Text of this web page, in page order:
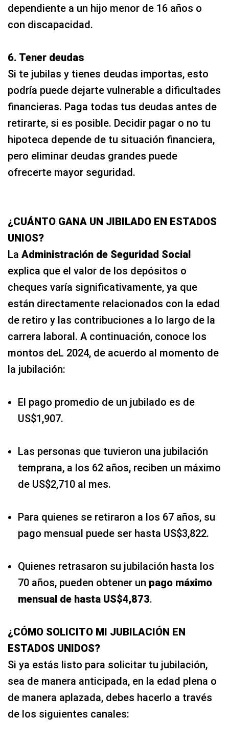
dependiente a un hijo menor de 16 años o
con discapacidad.
6. Tener deudas
Si te jubilas y tienes deudas importas, esto
podría puede dejarte vulnerable a dificultades
financieras. Paga todas tus deudas antes de
retirarte, si es posible. Decidir pagar o no tu
hipoteca depende de tu situación financiera,
pero eliminar deudas grandes puede
ofrecerte mayor seguridad.
¿CUÁNTO GANA UN JIBILADO EN ESTADOS
UNIOS?
La Administración de Seguridad Social
explica que el valor de los depósitos o
cheques varía significativamente, ya que
están directamente relacionados con la edad
de retiro y las contribuciones a lo largo de la
carrera laboral. A continuación, conoce los
montos deL 2024, de acuerdo al momento de
la jubilación:
El pago promedio de un jubilado es de
US$1,907.
Las personas que tuvieron una jubilación
temprana, a los 62 años, reciben un máximo
de US$2,710 al mes.
Para quienes se retiraron a los 67 años, su
pago mensual puede ser hasta US$3,822.
Quienes retrasaron su jubilación hasta los
70 años, pueden obtener un pago máximo
mensual de hasta US$4,873.
¿CÓMO SOLICITO MI JUBILACIÓN EN
ESTADOS UNIDOS?
Si ya estás listo para solicitar tu jubilación,
sea de manera anticipada, en la edad plena o
de manera aplazada, debes hacerlo a través
de los siguientes canales: